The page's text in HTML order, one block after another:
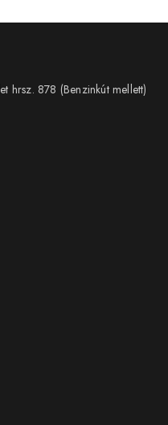
hrsz. 878 (Benzinkút mellett)